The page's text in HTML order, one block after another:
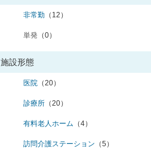
非常勤 （12）
単発 （0）
施設形態
医院 （20）
診療所 （20）
有料老人ホーム （4）
訪問介護ステーション （5）